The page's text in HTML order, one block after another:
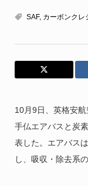
SAF, カーボンクレ
10月9日、英格安
手仏エアバスと炭
表した。エアバス
し、吸収・除去系